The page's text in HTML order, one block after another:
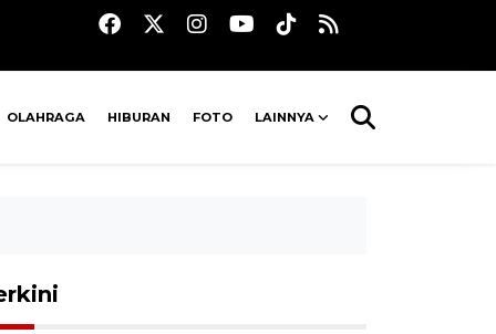
OLAHRAGA HIBURAN FOTO LAINNYA